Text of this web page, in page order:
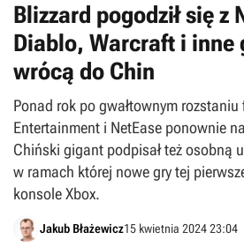
Blizzard pogodził się z
Diablo, Warcraft i inne
wrócą do Chin
Ponad rok po gwałtownym rozstaniu
Entertainment i NetEase ponownie
Chiński gigant podpisał też osobną
w ramach której nowe gry tej
konsole Xbox.
Jakub Błażewicz15 kwietnia 2024 23:04